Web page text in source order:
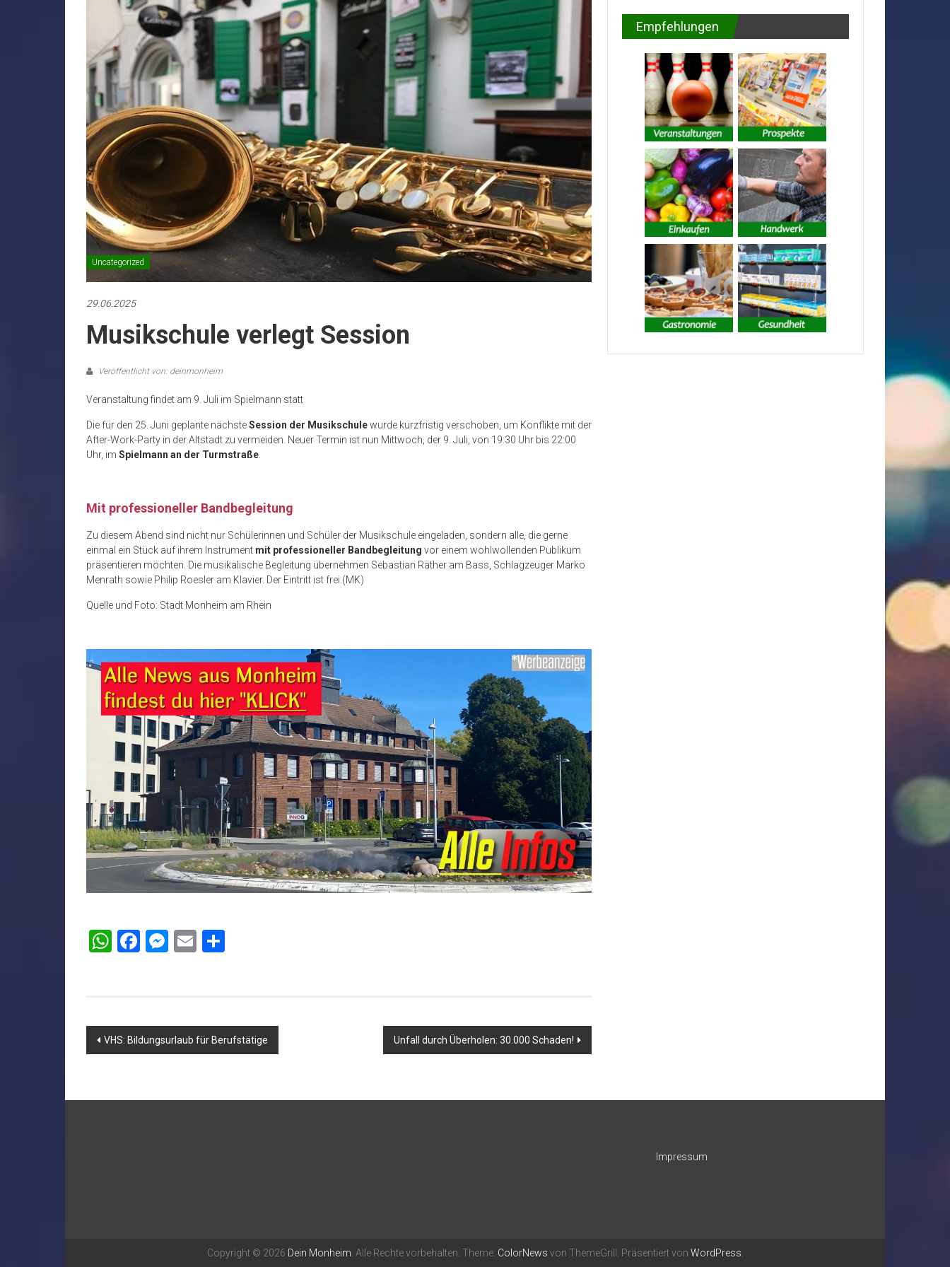
Uncategorized
29.06.2025
Musikschule verlegt Session
Veröffentlicht von: deinmonheim
Veranstaltung findet am 9. Juli im Spielmann statt
Die für den 25. Juni geplante nächsteSession der Musikschulewurde kurzfristig verschoben, um Konflikte mit der
After-Work-Party in der Altstadt zu vermeiden. Neuer Termin ist nun Mittwoch, der 9. Juli, von 19:30 Uhr bis 22:00
Uhr, im Spielmann an der Turmstraße
Mit professioneller Bandbegleitung
Zu diesem Abend sind nicht nur Schülerinnen und Schüler der Musikschule eingeladen, sondern alle, die gerne
einmal ein Stück auf ihrem Instrument mit professioneller Bandbegleitung vor einem wohlwollenden Publikum
präsentieren möchten. Die musikalische Begleitung übernehmen Sebastian Räther am Bass, Schlagzeuger Marko
Menrath sowie Philip Roesler am Klavier. Der Eintritt ist frei.(MK)
Quelle und Foto: Stadt Monheim am Rhein
WhatsApp
Facebook
Messenger
Email
Beitragsnavigation
VHS: Bildungsurlaub für Berufstätige Unfall durch Überholen: 30.000 Schaden!
Empfehlungen
Impressum
Copyright © 2026 Dein Monheim. Alle Rechte vorbehalten. Theme: ColorNews von ThemeGrill. Präsentiert von WordPress.